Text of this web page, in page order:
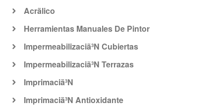
Acrã­lico
Herramientas Manuales De Pintor
Impermeabilizaciã³N Cubiertas
Impermeabilizaciã³N Terrazas
Imprimaciã³N
Imprimaciã³N Antioxidante